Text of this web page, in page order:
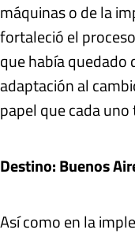
máquinas o de la
fortaleció el
que había
adaptación al
papel que cada uno
Destino: Buenos
Así como en la